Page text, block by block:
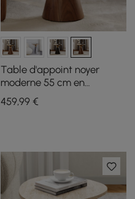
Table d'appoint noyer
moderne 55 cm en
travertin, à pied central
459,99€